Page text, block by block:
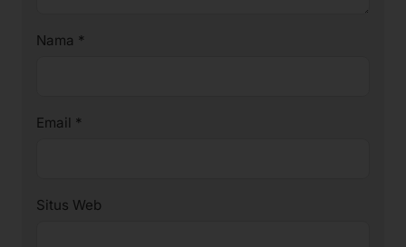
Nama *
Email *
Situs Web